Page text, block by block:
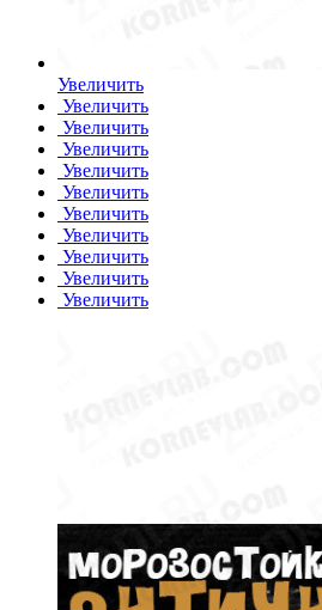
Увеличить
Увеличить
Увеличить
Увеличить
Увеличить
Увеличить
Увеличить
Увеличить
Увеличить
Увеличить
Увеличить